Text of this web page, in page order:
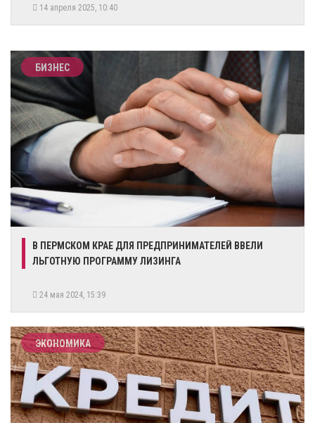
14 апреля 2025, 10:40
БИЗНЕС
​В ПЕРМСКОМ КРАЕ ДЛЯ ПРЕДПРИНИМАТЕЛЕЙ ВВЕЛИ
ЛЬГОТНУЮ ПРОГРАММУ ЛИЗИНГА
24 мая 2024, 15:39
ЭКОНОМИКА